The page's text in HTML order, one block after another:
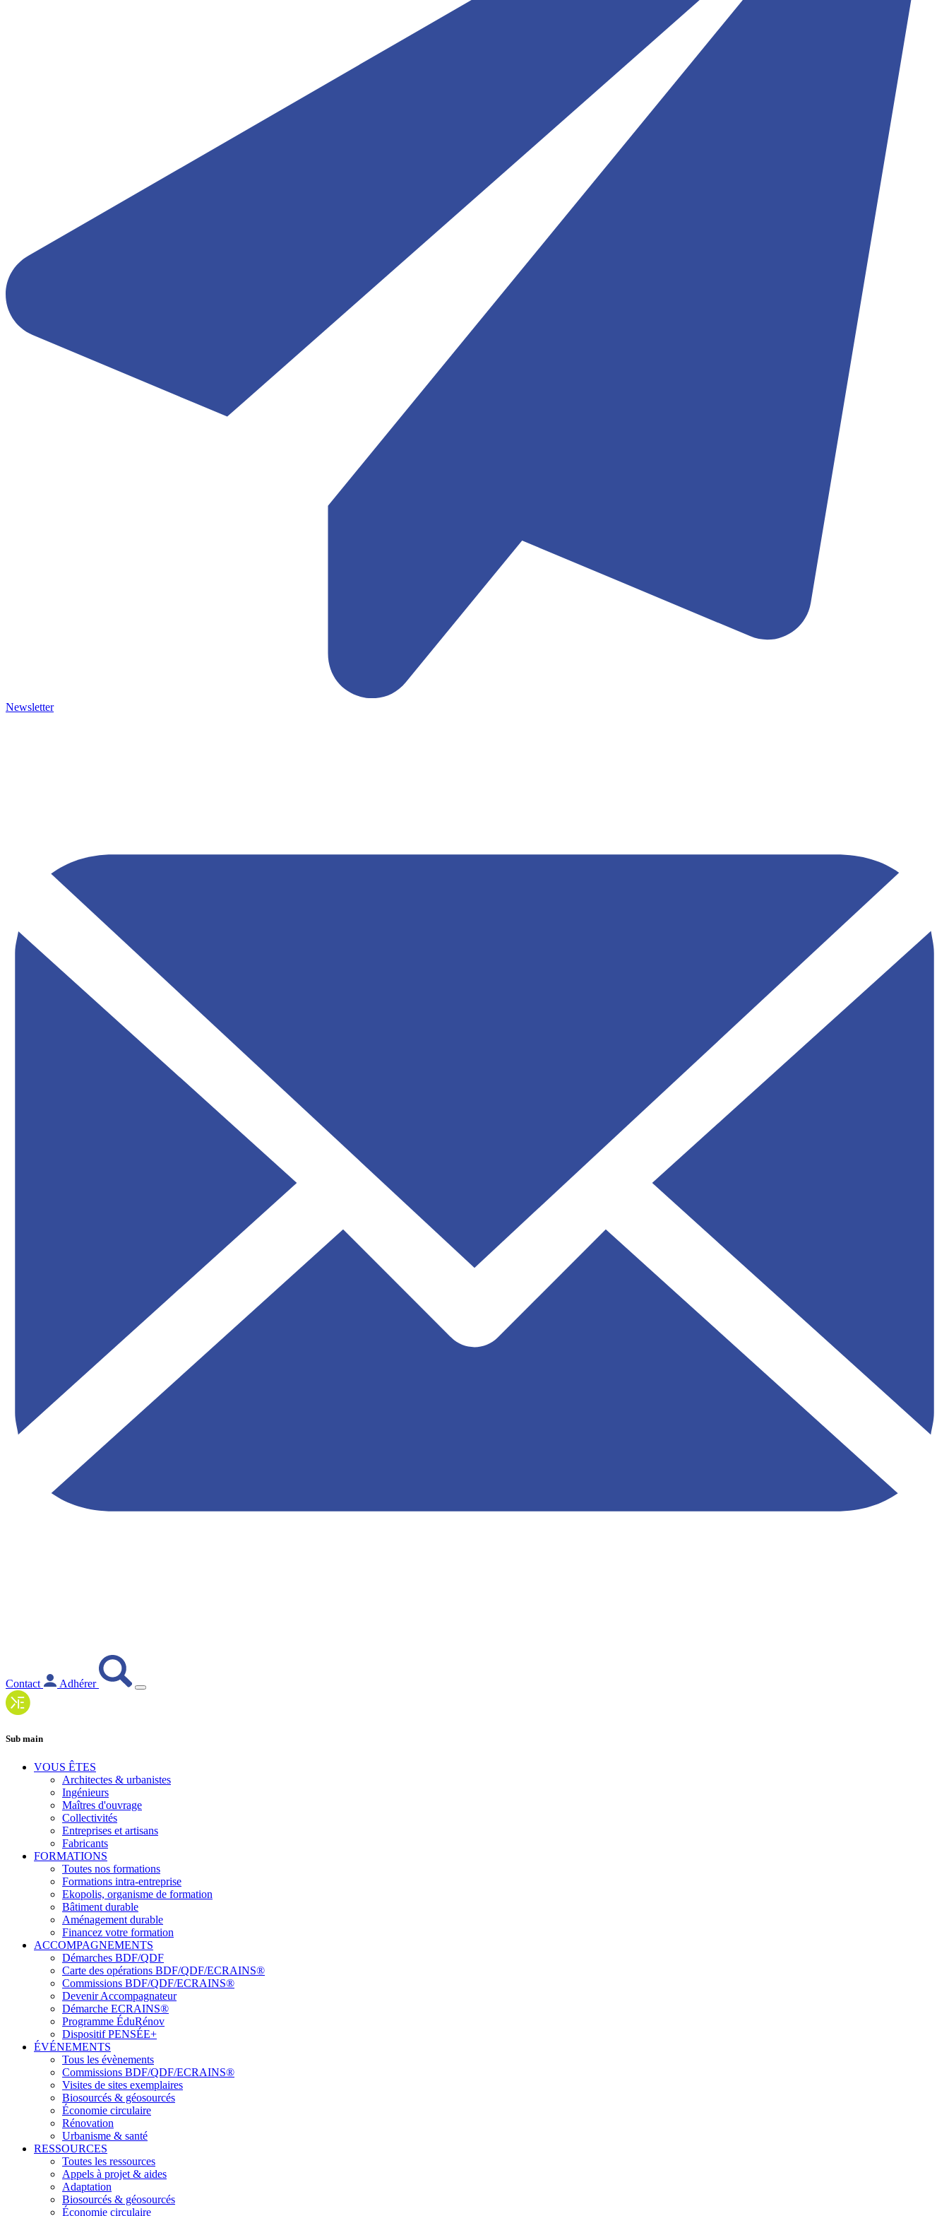
Newsletter
Contact Adhérer
Sub main
VOUS ÊTES
Architectes & urbanistes
Ingénieurs
Maîtres d'ouvrage
Collectivités
Entreprises et artisans
Fabricants
FORMATIONS
Toutes nos formations
Formations intra-entreprise
Ekopolis, organisme de formation
Bâtiment durable
Aménagement durable
Financez votre formation
ACCOMPAGNEMENTS
Démarches BDF/QDF
Carte des opérations BDF/QDF/ECRAINS®
Commissions BDF/QDF/ECRAINS®
Devenir Accompagnateur
Démarche ECRAINS®
Programme ÉduRénov
Dispositif PENSÉE+
ÉVÉNEMENTS
Tous les évènements
Commissions BDF/QDF/ECRAINS®
Visites de sites exemplaires
Biosourcés & géosourcés
Économie circulaire
Rénovation
Urbanisme & santé
RESSOURCES
Toutes les ressources
Appels à projet & aides
Adaptation
Biosourcés & géosourcés
Économie circulaire